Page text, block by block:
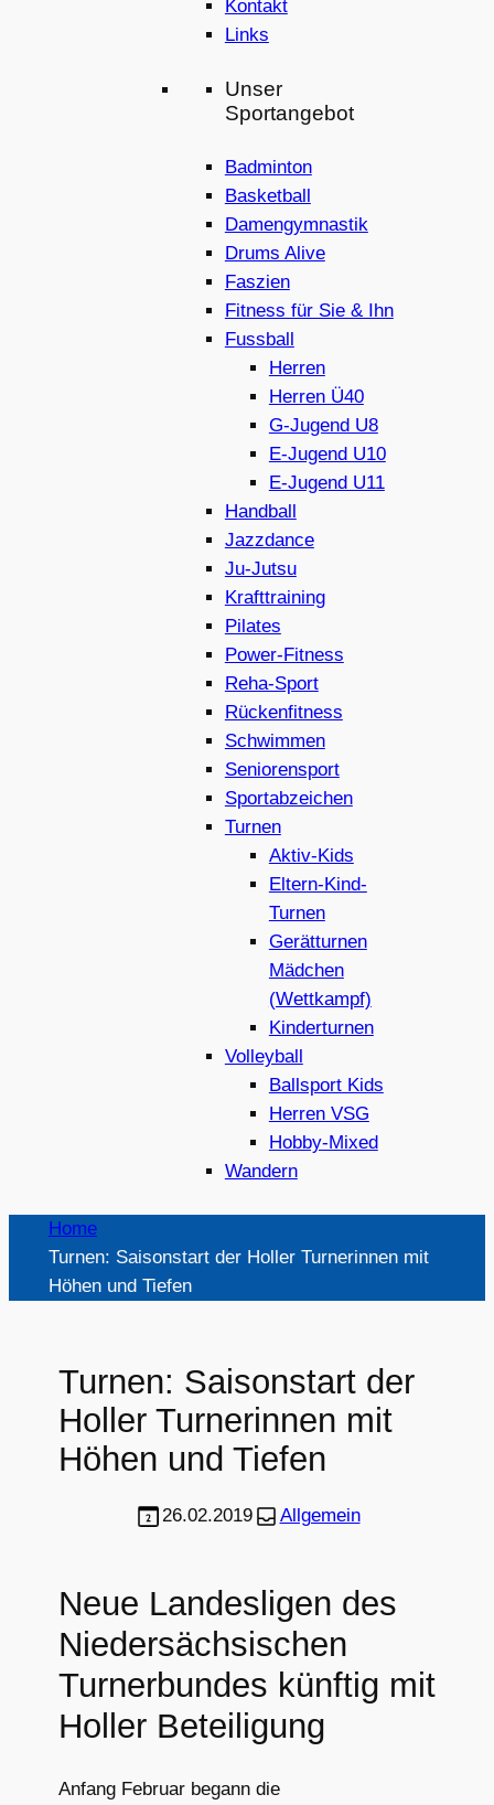
Kontakt
Links
Unser
Sportangebot
Badminton
Basketball
Damengymnastik
Drums Alive
Faszien
Fitness für Sie & Ihn
Fussball
Herren
Herren Ü40
G-Jugend U8
E-Jugend U10
E-Jugend U11
Handball
Jazzdance
Ju-Jutsu
Krafttraining
Pilates
Power-Fitness
Reha-Sport
Rückenfitness
Schwimmen
Seniorensport
Sportabzeichen
Turnen
Aktiv-Kids
Eltern-Kind-
Turnen
Gerätturnen
Mädchen
(Wettkampf)
Kinderturnen
Volleyball
Ballsport Kids
Herren VSG
Hobby-Mixed
Wandern
Home
Turnen: Saisonstart der Holler Turnerinnen mit
Höhen und Tiefen
Turnen: Saisonstart der
Holler Turnerinnen mit
Höhen und Tiefen
26.02.2019 Allgemein
Neue Landesligen des
Niedersächsischen
Turnerbundes künftig mit
Holler Beteiligung
Anfang Februar begann die